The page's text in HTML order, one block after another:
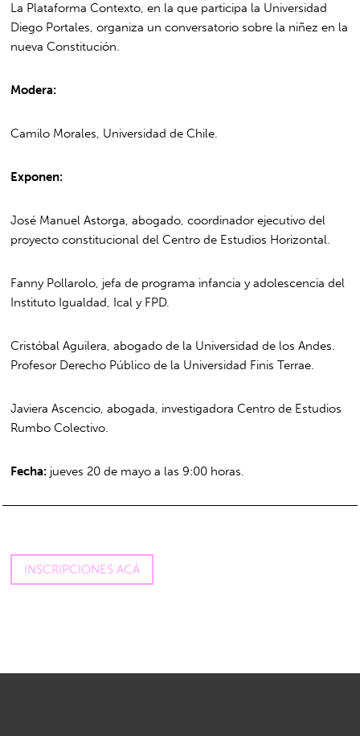
La Plataforma Contexto, en la que participa la Universidad
Diego Portales, organiza un conversatorio sobre la niñez en la
nueva Constitución.
Modera:
Camilo Morales, Universidad de Chile.
Exponen:
José Manuel Astorga, abogado, coordinador ejecutivo del
proyecto constitucional del Centro de Estudios Horizontal.
Fanny Pollarolo, jefa de programa infancia y adolescencia del
Instituto Igualdad, Ical y FPD.
Cristóbal Aguilera, abogado de la Universidad de los Andes.
Profesor Derecho Público de la Universidad Finis Terrae.
Javiera Ascencio, abogada, investigadora Centro de Estudios
Rumbo Colectivo.
Fecha: jueves 20 de mayo a las 9:00 horas.
INSCRIPCIONES ACÁ